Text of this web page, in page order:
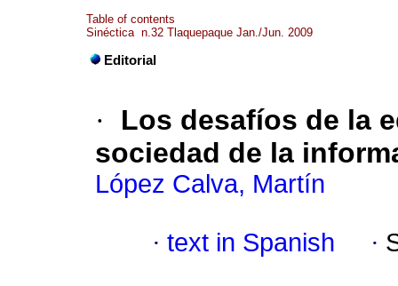
Table of contents
Sinéctica n.32 Tlaquepaque Jan./Jun. 2009
Editorial
·
Los desafíos de la
sociedad de la
López Calva, Martín
· text in Spanish ·